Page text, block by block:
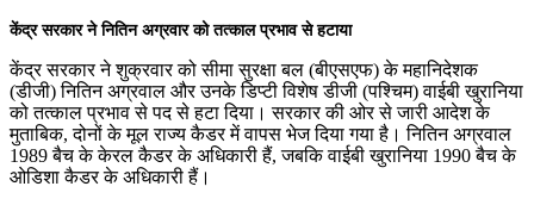
केंद्र सरकार ने नितिन अग्रवार को तत्काल प्रभाव से हटाया
केंद्र सरकार ने शुक्रवार को सीमा सुरक्षा बल (बीएसएफ) के महानिदेशक
(डीजी) नितिन अग्रवाल और उनके डिप्टी विशेष डीजी (पश्चिम) वाईबी खुरानिया
को तत्काल प्रभाव से पद से हटा दिया। सरकार की ओर से जारी आदेश के
मुताबिक, दोनों के मूल राज्य कैडर में वापस भेज दिया गया है। नितिन अग्रवाल
1989 बैच के केरल कैडर के अधिकारी हैं, जबकि वाईबी खुरानिया 1990 बैच के
ओडिशा कैडर के अधिकारी हैं।